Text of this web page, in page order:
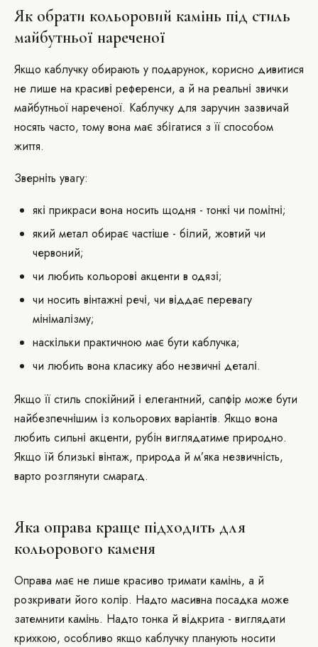
Як обрати кольоровий камінь під стиль
майбутньої нареченої
Якщо каблучку обирають у подарунок, корисно дивитися
не лише на красиві референси, а й на реальні звички
майбутньої нареченої. Каблучку для заручин зазвичай
носять часто, тому вона має збігатися з її способом
життя.
Зверніть увагу:
які прикраси вона носить щодня - тонкі чи помітні;
який метал обирає частіше - білий, жовтий чи
червоний;
чи любить кольорові акценти в одязі;
чи носить вінтажні речі, чи віддає перевагу
мінімалізму;
наскільки практичною має бути каблучка;
чи любить вона класику або незвичні деталі.
Якщо її стиль спокійний і елегантний, сапфір може бути
найбезпечнішим із кольорових варіантів. Якщо вона
любить сильні акценти, рубін виглядатиме природно.
Якщо їй близькі вінтаж, природа й м’яка незвичність,
варто розглянути смарагд.
Яка оправа краще підходить для
кольорового каменя
Оправа має не лише красиво тримати камінь, а й
розкривати його колір. Надто масивна посадка може
затемнити камінь. Надто тонка й відкрита - виглядати
крихкою, особливо якщо каблучку планують носити